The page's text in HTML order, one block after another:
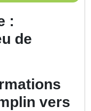
:
de
vers